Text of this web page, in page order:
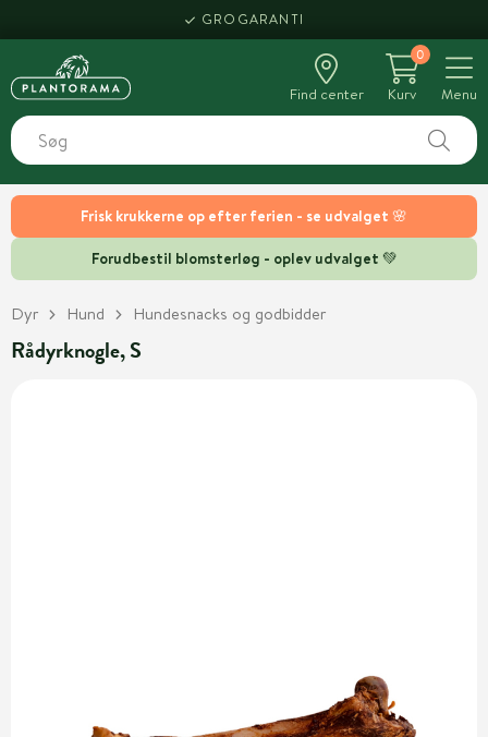
Frisk krukkerne op efter ferien - se udvalget 🌸
Forudbestil blomsterløg - oplev udvalget 💚
GROGARANTI
Find center
0
Kurv
Menu
Dyr Hund Hundesnacks og godbidder
Rådyrknogle, S